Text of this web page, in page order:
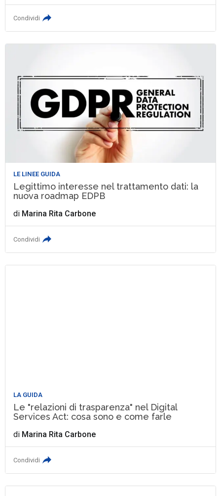
Condividi
LE LINEE GUIDA
Legittimo interesse nel trattamento dati: la
nuova roadmap EDPB
di Marina Rita Carbone
Condividi
LA GUIDA
Le "relazioni di trasparenza" nel Digital
Services Act: cosa sono e come farle
di Marina Rita Carbone
Condividi